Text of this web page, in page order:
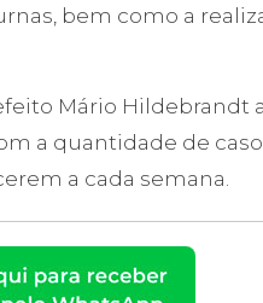
bem como a
Mário Hildebrandt
a quantidade de
a cada semana.